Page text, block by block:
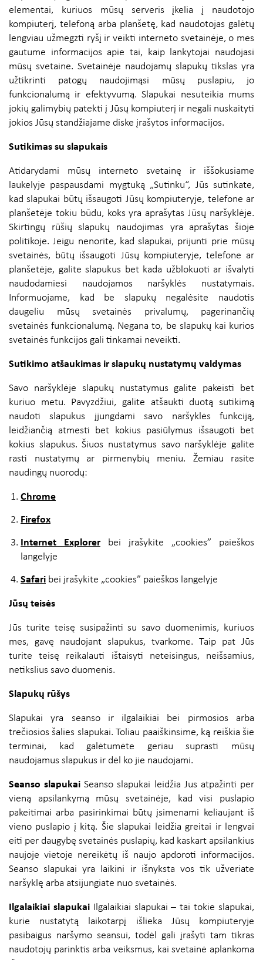
elementai, kuriuos mūsų serveris įkelia į naudotojo
kompiuterį, telefoną arba planšetę, kad naudotojas galėtų
lengviau užmegzti ryšį ir veikti interneto svetainėje, o mes
gautume informacijos apie tai, kaip lankytojai naudojasi
mūsų svetaine. Svetainėje naudojamų slapukų tikslas yra
užtikrinti patogų naudojimąsi mūsų puslapiu, jo
funkcionalumą ir efektyvumą. Slapukai nesuteikia mums
jokių galimybių patekti į Jūsų kompiuterį ir negali nuskaityti
jokios Jūsų standžiajame diske įrašytos informacijos.
Sutikimas su slapukais
Atidarydami mūsų interneto svetainę ir iššokusiame
laukelyje paspausdami mygtuką „Sutinku“, Jūs sutinkate,
kad slapukai būtų išsaugoti Jūsų kompiuteryje, telefone ar
planšetėje tokiu būdu, koks yra aprašytas Jūsų naršyklėje.
Skirtingų rūšių slapukų naudojimas yra aprašytas šioje
politikoje. Jeigu nenorite, kad slapukai, prijunti prie mūsų
svetainės, būtų išsaugoti Jūsų kompiuteryje, telefone ar
planšetėje, galite slapukus bet kada užblokuoti ar išvalyti
naudodamiesi naudojamos naršyklės nustatymais.
Informuojame, kad be slapukų negalėsite naudotis
daugeliu mūsų svetainės privalumų, pagerinančių
svetainės funkcionalumą. Negana to, be slapukų kai kurios
svetainės funkcijos gali tinkamai neveikti.
Sutikimo atšaukimas ir slapukų nustatymų valdymas
Savo naršyklėje slapukų nustatymus galite pakeisti bet
kuriuo metu. Pavyzdžiui, galite atšaukti duotą sutikimą
naudoti slapukus įjungdami savo naršyklės funkciją,
leidžiančią atmesti bet kokius pasiūlymus išsaugoti bet
kokius slapukus. Šiuos nustatymus savo naršyklėje galite
rasti nustatymų ar pirmenybių meniu. Žemiau rasite
naudingų nuorodų:
Chrome
Firefox
Internet Explorerbei įrašykite „cookies” paieškos
langelyje
Safari bei įrašykite „cookies” paieškos langelyje
Jūsų teisės
Jūs turite teisę susipažinti su savo duomenimis, kuriuos
mes, gavę naudojant slapukus, tvarkome. Taip pat Jūs
turite teisę reikalauti ištaisyti neteisingus, neišsamius,
netikslius savo duomenis.
Slapukų rūšys
Slapukai yra seanso ir ilgalaikiai bei pirmosios arba
trečiosios šalies slapukai. Toliau paaiškinsime, ką reiškia šie
terminai, kad galėtumėte geriau suprasti mūsų
naudojamus slapukus ir dėl ko jie naudojami.
Seanso slapukai Seanso slapukai leidžia Jus atpažinti per
vieną apsilankymą mūsų svetainėje, kad visi puslapio
pakeitimai arba pasirinkimai būtų įsimenami keliaujant iš
vieno puslapio į kitą. Šie slapukai leidžia greitai ir lengvai
eiti per daugybę svetainės puslapių, kad kaskart apsilankius
naujoje vietoje nereikėtų iš naujo apdoroti informacijos.
Seanso slapukai yra laikini ir išnyksta vos tik užveriate
naršyklę arba atsijungiate nuo svetainės.
Ilgalaikiai slapukaiIlgalaikiai slapukai – tai tokie slapukai,
kurie nustatytą laikotarpį išlieka Jūsų kompiuteryje
pasibaigus naršymo seansui, todėl gali įrašyti tam tikras
naudotojų parinktis arba veiksmus, kai svetainė aplankoma